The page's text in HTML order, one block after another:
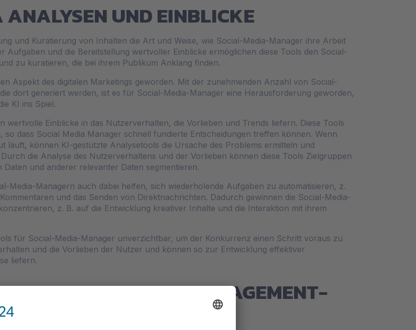
UND EINBLICKE
und Kuratierung von Inhalten die Art und Weise, wie Social-Media-Manager ihre Arbeit
Aufgaben und die Bereitstellung wertvoller Einblicke ermöglichen diese Tools den Social-
zu kuratieren, die bei ihrem Publikum Anklang finden.
Aspekt des digitalen Marketings geworden. Mit der zunehmenden Anzahl von Social-
dort generiert werden, ist es für Social-Media-Manager eine Herausforderung geworden,
KI ins Spiel.
wertvolle Einblicke in das Nutzerverhalten, die Vorlieben und Trends liefern. Diese Tools
dass Social Media Manager schnell fundierte Entscheidungen treffen können. Wenn
läuft, können KI-gestützte Analysetools die Ursache des Problems ermitteln und
die Analyse des Nutzerverhaltens und der Vorlieben können diese Tools Zielgruppen
und anderer relevanter Daten segmentieren.
Media-Managern auch dabei helfen, sich wiederholende Aufgaben zu automatisieren, z.
und das Senden von Direktnachrichten. Dadurch gewinnen die Social-Media-
z. B. auf die Entwicklung kreativer Inhalte und die Interaktion mit ihrem
für Social-Media-Manager unverzichtbar, um der Konkurrenz einen Schritt voraus zu
und die Vorlieben der Nutzer und können so zur Entwicklung effektiver
liefern.
SOCIAL-MEDIA-MANAGEMENT-